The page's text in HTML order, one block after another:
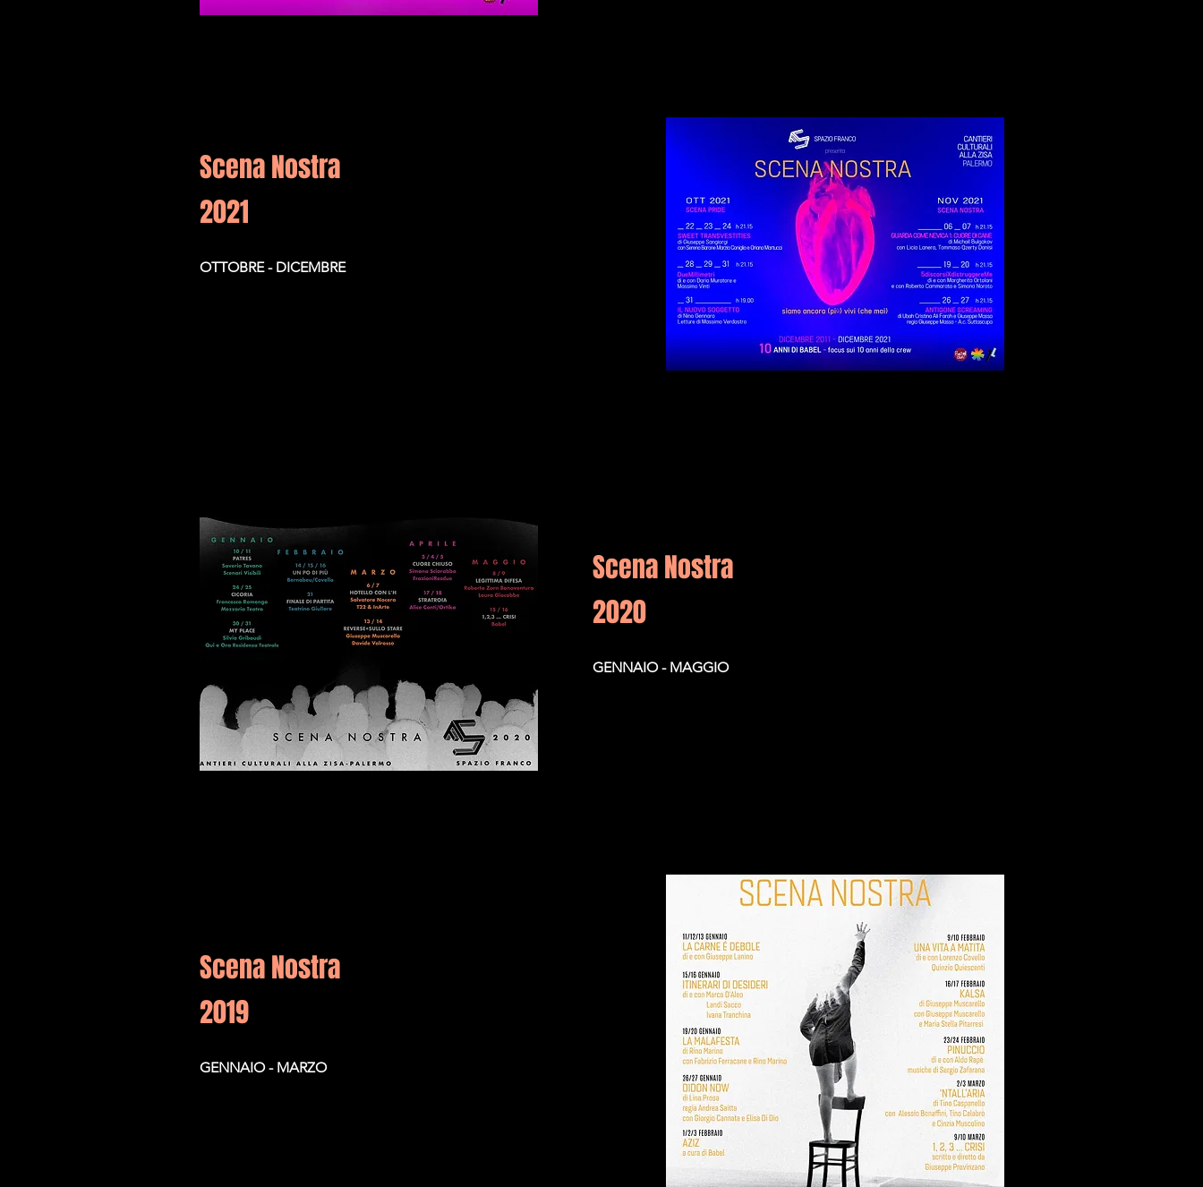
Scena Nostra
2021
OTTOBRE - DICEMBRE
Scena Nostra
2020
GENNAIO - MAGGIO
Scena Nostra
2019
GENNAIO - MARZO